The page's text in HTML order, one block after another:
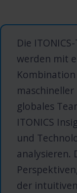
Die
werden mit
globales
ITONICS
und
analysieren.
der